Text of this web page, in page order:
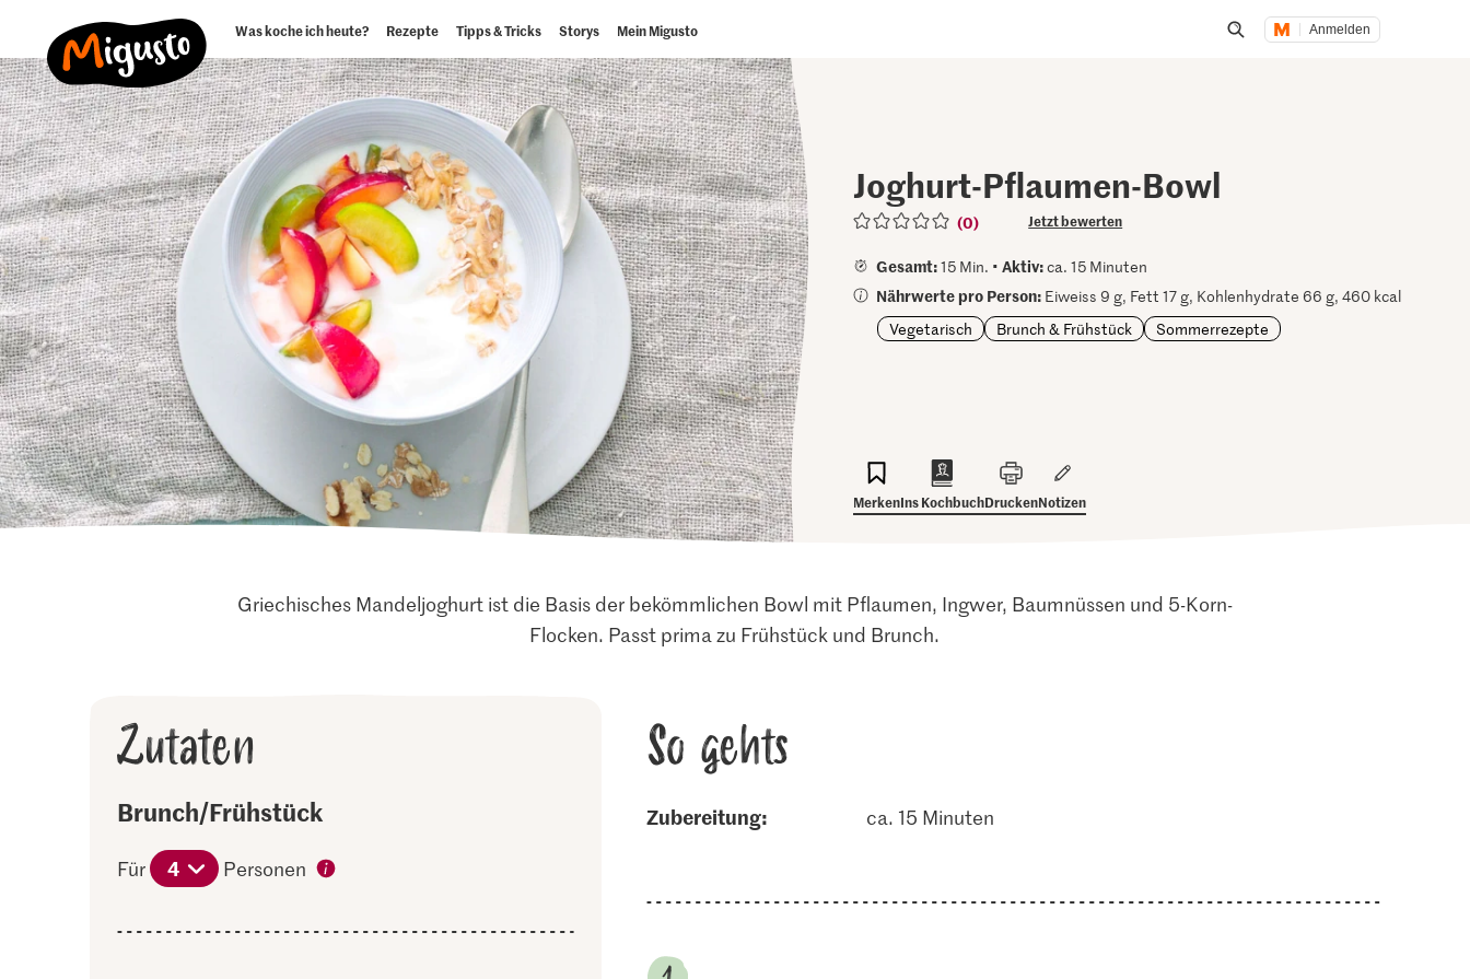
Was koche ich heute? Rezepte Tipps & Tricks Storys Mein Migusto Anmelden
Joghurt-Pflaumen-Bowl
(0) Jetzt bewerten
Gesamt:15 Min. •Aktiv:ca. 15 Minuten
Nährwerte pro Person: Eiweiss 9 g, Fett 17 g, Kohlenhydrate 66 g, 460 kcal
Vegetarisch
Brunch & Frühstück Sommerrezepte
MerkenIns KochbuchDruckenNotizen
Griechisches Mandeljoghurt ist die Basis der bekömmlichen Bowl mit Pflaumen, Ingwer, Baumnüssen und 5-Korn-
Flocken. Passt prima zu Frühstück und Brunch.
Zutaten
Brunch/Frühstück
Für 4 Personen
So gehts
Zubereitung: ca. 15 Minuten